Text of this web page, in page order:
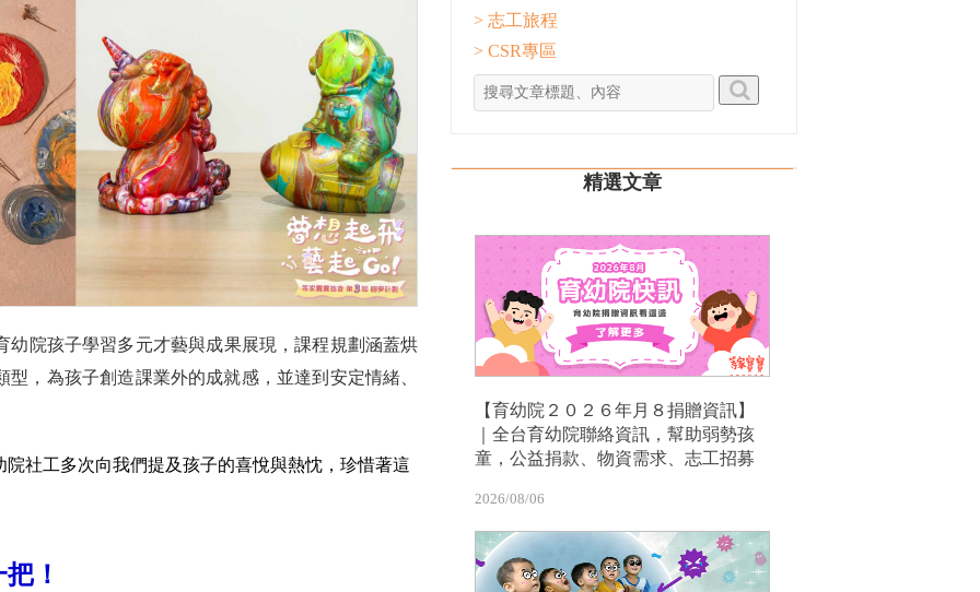
幼院孩子學習多元才藝與成果展現，課程規劃涵蓋烘
，為孩子創造課業外的成就感，並達到安定情緒、
社工多次向我們提及孩子的喜悅與熱忱，珍惜著這
！
> 志工旅程
> CSR專區
精選文章
【育幼院２０２６年月８捐贈資訊】
｜全台育幼院聯絡資訊，幫助弱勢孩
童，公益捐款、物資需求、志工招募
2026/08/06